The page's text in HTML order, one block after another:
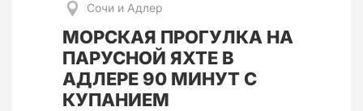
Сочи и Адлер
МОРСКАЯ ПРОГУЛКА НА
ПАРУСНОЙ ЯХТЕ В
АДЛЕРЕ 90 МИНУТ С
КУПАНИЕМ